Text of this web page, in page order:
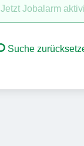
Jetzt Jobalarm
Suche